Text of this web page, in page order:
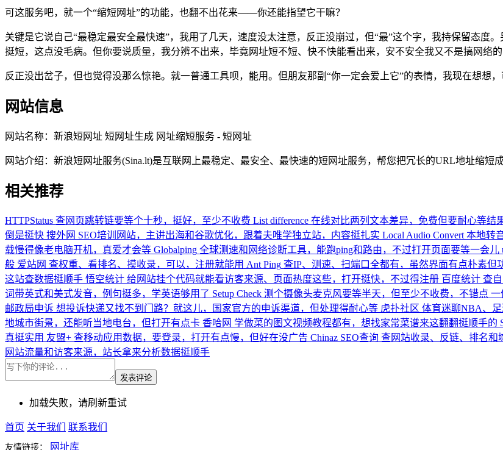
可这服务吧，就一个“缩短网址”的功能，也翻不出花来——你还能指望它干嘛？
关键是它说自己“最稳定最安全最快速”，我用了几天，速度没太注意，反正没崩过，但“最”这个字，我持保留态度
挺短，这点没毛病。但你要说质量，我分辨不出来，毕竟网址短不短、快不快能看出来，安不安全我又不是搞网络
反正没出岔子，但也觉得没那么惊艳。就一普通工具呗，能用。但朋友那副“你一定会爱上它”的表情，我现在想想，
网站信息
网站名称： 新浪短网址 短网址生成 网址缩短服务 - 短网址
网站介绍： 新浪短网址服务(Sina.lt)是互联网上最稳定、最安全、最快速的短网址服务，帮您把冗长的URL地址缩短
相关推荐
HTTPStatus 查网页跳转链要等个十秒，挺好，至少不收费 List difference 在线对比两列文本差异，免费但要耐心等结
倒是挺快 搜外网 SEO培训网站，主讲出海和谷歌优化，跟着夫唯学独立站，内容挺扎实 Local Audio Convert 本地转
载慢得像老电脑开机，真爱才会等 Globalping 全球测速和网络诊断工具，能跑ping和路由，不过打开页面要等一会儿
般 爱站网 查权重、看排名、摸收录，可以，注册就能用 Ant Ping 查IP、测速、扫端口全都有，虽然界面有点朴素但
这站查数据挺顺手 悟空统计 给网站挂个代码就能看访客来源、页面热度这些，打开挺快，不过得注册 百度统计 查
词带英式和美式发音，例句挺多，学英语够用了 Setup Check 测个摄像头麦克风要等半天，但至少不收费，不错点 一
邮政局申诉 想投诉快递又找不到门路？就这儿，国家官方的申诉渠道，但处理得耐心等 虎扑社区 体育迷聊NBA、
地城市街景，还能听当地电台，但打开有点卡 香哈网 学做菜的图文视频教程都有，想找家常菜谱来这翻翻挺顺手的
真挺实用 友盟+ 查移动应用数据，要登录，打开有点慢，但好在没广告 Chinaz SEO查询 查网站收录、反链、排名和
网站流量和访客来源，站长拿来分析数据挺顺手
发表评论
加载失败，请刷新重试
首页 关于我们 联系我们
友情链接： 网址库